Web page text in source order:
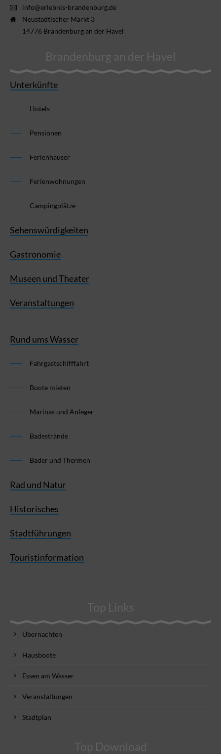
info@erlebnis-brandenburg.de
Neustädtischer Markt 3
14776 Brandenburg an der Havel
Brandenburg an der Havel
Unterkünfte
Hotels
Pensionen
Ferienhäuser
Ferienwohnungen
Campingplätze
Sehenswürdigkeiten
Gastronomie
Museen und Theater
Veranstaltungen
Rund ums Wasser
Fahrgastschifffahrt
Boote mieten
Marinas und Anleger
Badestrände
Bäder und Thermen
Rad und Natur
Historisches
Stadtführungen
Touristinformation
Top Links
Übernachten
Hausboote
Essen am Wasser
Veranstaltungen
Stadtplan
Top Download